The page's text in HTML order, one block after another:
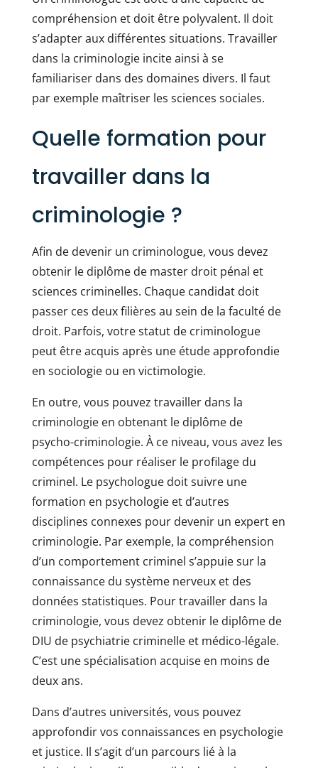
compréhension et doit être polyvalent. Il doit
s’adapter aux différentes situations. Travailler
dans la criminologie incite ainsi à se
familiariser dans des domaines divers. Il faut
par exemple maîtriser les sciences sociales.
Quelle formation pour
travailler dans la
criminologie ?
Afin de devenir un criminologue, vous devez
obtenir le diplôme de master droit pénal et
sciences criminelles. Chaque candidat doit
passer ces deux filières au sein de la faculté de
droit. Parfois, votre statut de criminologue
peut être acquis après une étude approfondie
en sociologie ou en victimologie.
En outre, vous pouvez travailler dans la
criminologie en obtenant le diplôme de
psycho-criminologie. À ce niveau, vous avez les
compétences pour réaliser le profilage du
criminel. Le psychologue doit suivre une
formation en psychologie et d’autres
disciplines connexes pour devenir un expert en
criminologie. Par exemple, la compréhension
d’un comportement criminel s’appuie sur la
connaissance du système nerveux et des
données statistiques. Pour travailler dans la
criminologie, vous devez obtenir le diplôme de
DIU de psychiatrie criminelle et médico-légale.
C’est une spécialisation acquise en moins de
deux ans.
Dans d’autres universités, vous pouvez
approfondir vos connaissances en psychologie
et justice. Il s’agit d’un parcours lié à la